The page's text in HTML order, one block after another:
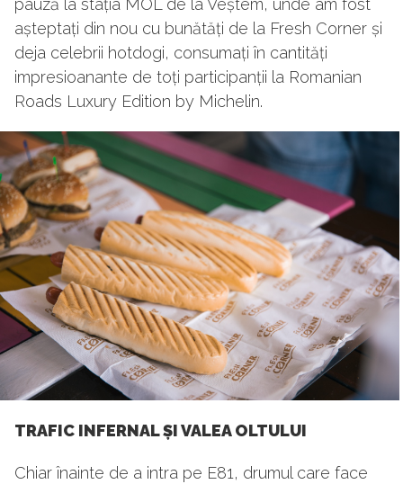
pauză la stația MOL de la Veștem, unde am fost
așteptați din nou cu bunătăți de la Fresh Corner și
deja celebrii hotdogi, consumați în cantități
impresioanante de toți participanții la Romanian
Roads Luxury Edition by Michelin.
TRAFIC INFERNAL ȘI VALEA OLTULUI
Chiar înainte de a intra pe E81, drumul care face